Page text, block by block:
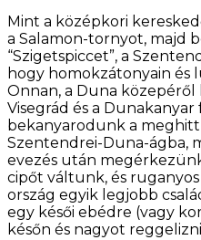
Mint a középkori
a Salamon-tornyot, majd
“Szigetspiccet”, a
hogy homokzátonyain és
Onnan, a Duna közepéről
Visegrád és a
bekanyarodunk a
Szentendrei-Duna-ágba,
evezés után
cipőt váltunk, és
ország egyik legjobb
egy késői ebédre (vagy
későn és nagyot